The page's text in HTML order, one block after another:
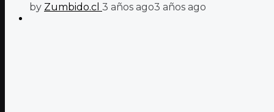
by Zumbido.cl 3 años ago3 años ago